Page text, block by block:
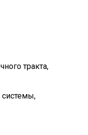
тракта,
системы,